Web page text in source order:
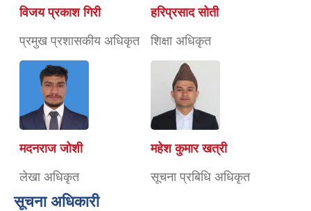
विजय प्रकाश गिरी
प्रमुख प्रशासकीय अधिकृत
हरिप्रसाद सोती
शिक्षा अधिकृत
मदनराज जोशी
लेखा अधिकृत
महेश कुमार खत्री
सूचना प्रबिधि अधिकृत
सूचना अधिकारी